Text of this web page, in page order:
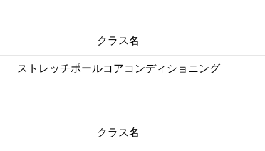
クラス名
ストレッチポールコアコンディショニング
クラス名